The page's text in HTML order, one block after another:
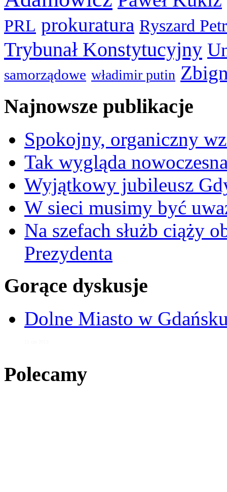
PRL prokuratura Ryszard
Trybunał Konstytucyjny
samorządowe władimir putin
Najnowsze publikacje
Spokojny, organiczny
Tak wygląda
Wyjątkowy jubileusz
W sieci musimy być
Na szefach służb ciąży
Prezydenta
Gorące dyskusje
Dolne Miasto w
Polecamy